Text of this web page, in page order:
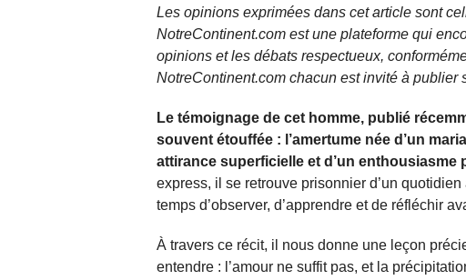
Les opinions exprimées dans cet article sont
NotreContinent.com est une plateforme qui
opinions et les débats respectueux,
NotreContinent.com chacun est invité à publier
Le témoignage de cet homme, publié
souvent étouffée : l’amertume née d’un
attirance superficielle et d’un enthousiasme
express, il se retrouve prisonnier d’un
temps d’observer, d’apprendre et de réfléchir
À travers ce récit, il nous donne une leçon
entendre : l’amour ne suffit pas, et la